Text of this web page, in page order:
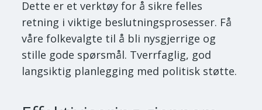
Dette er et verktøy for å sikre felles
retning i viktige beslutningsprosesser. Få
våre folkevalgte til å bli nysgjerrige og
stille gode spørsmål. Tverrfaglig, god
langsiktig planlegging med politisk støtte.